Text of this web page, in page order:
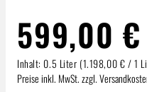
599,00 €
Inhalt: 0.5 Liter (1.198,00 € / 1
Preise inkl. MwSt. zzgl.